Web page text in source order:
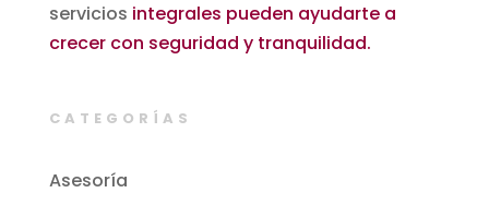
servicios integrales pueden ayudarte a
crecer con seguridad y tranquilidad.
CATEGORÍAS
Asesoría